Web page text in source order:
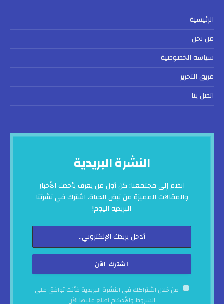
الرئيسية
من نحن
سياسة الخصوصية
فريق التحرير
اتصل بنا
النشرة البريدية
انضم إلى مجتمعنا: كن أول من يعرف بأحدث الأخبار
والمقالات المميزة من نبض الحياة. اشترك في نشرتنا
البريدية اليوم!
من خلال اشتراكك في النشرة البريدية فأنت توافق على
الشروط والأحكام اطلع عليها الآن